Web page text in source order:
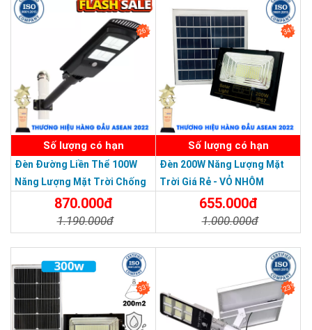
SẢN PHẨM DỊCH VỤ CHẤT LƯỢNG ASEAN 2019
26%
Số lượng có hạn
Đèn Đường Liền Thể 100W
Năng Lượng Mặt Trời Chống
Nước Giá Rẻ870.000đ
1.190.000đ
34%
Số lượng có hạn
Đèn 200W Năng Lượng Mặt
Trời Giá Rẻ - VỎ NHÔM
655.000đ
1.000.000đ
33% 23%